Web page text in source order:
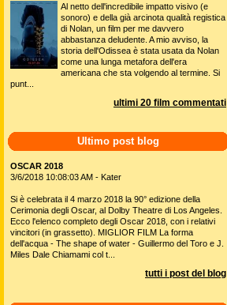
Al netto dell'incredibile impatto visivo (e
sonoro) e della già arcinota qualità registica
di Nolan, un film per me davvero
abbastanza deludente. A mio avviso, la
storia dell'Odissea è stata usata da Nolan
come una lunga metafora dell'era
americana che sta volgendo al termine. Si
punt...
ultimi 20 film commentati
Ultimo post blog
OSCAR 2018
3/6/2018 10:08:03 AM - Kater
Si è celebrata il 4 marzo 2018 la 90° edizione della
Cerimonia degli Oscar, al Dolby Theatre di Los Angeles.
Ecco l'elenco completo degli Oscar 2018, con i relativi
vincitori (in grassetto). MIGLIOR FILM La forma
dell'acqua - The shape of water - Guillermo del Toro e J.
Miles Dale Chiamami col t...
tutti i post del blog